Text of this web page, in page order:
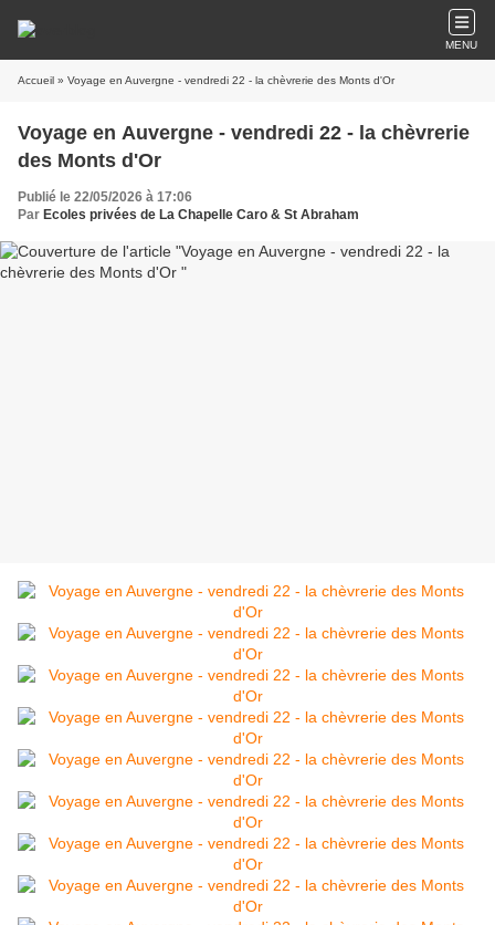
MENU
Accueil » Voyage en Auvergne - vendredi 22 - la chèvrerie des Monts d'Or
Voyage en Auvergne - vendredi 22 - la chèvrerie
des Monts d'Or
Publié le 22/05/2026 à 17:06
Par Ecoles privées de La Chapelle Caro & St Abraham